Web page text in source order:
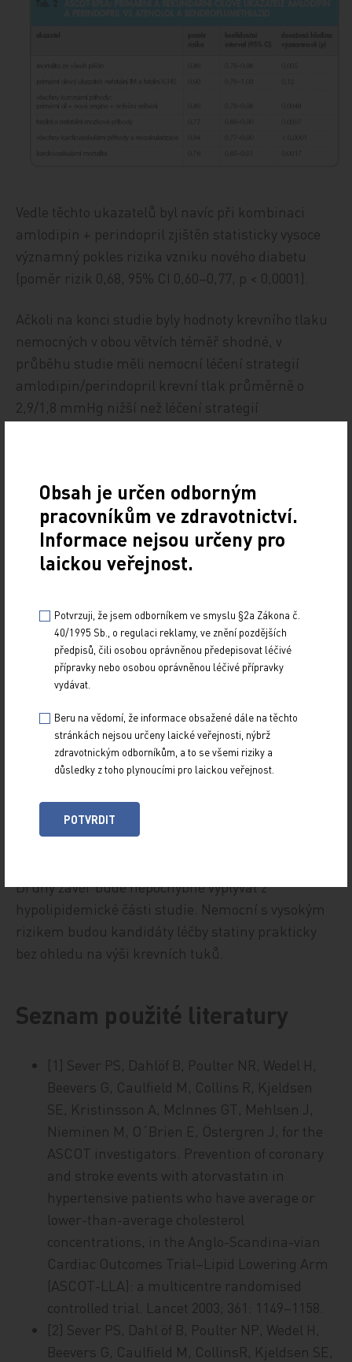
Vedle těchto ukazatelů byl navíc při kombinaci
amlodipin + perindopril zjištěn statisticky vysoce
významný pokles rizika vzniku nového diabetu
(poměr rizik 0,68, 95% CI 0,60–0,77, p < 0,0001).
Ačkoli na konci studie byly hodnoty krevního tlaku
nemocných v obou větvích téměř shodné, v
průběhu studie měli nemocní léčení strategií
amlodipin/perindopril krevní tlak průměrně o
2,9/1,8 mmHg nižší než léčení strategií
velkou část pozorovaného benefitu.
Studie ASCOT změní nepochybně naše uvažování v
mnoha směrech. Za prvé naznačila, že podezření,
že ne všechny léky první volby musí být nutně
srovnatelné, které již naznačily studie LIFE,
INVEST a ALLHAT, je reálné. Léčba metabolicky
neutrálními preparáty bude v budoucnu
nepochybně upřednostňována. Je otázkou, nakolik
jsou tato pozorování univerzálně akceptovatelná
pro různé populace nemocných, avšak studie
ASCOT byla studií evropskou a pro nás tedy vysoce
Druhý závěr bude nepochybně vyplývat z
hypolipidemické části studie. Nemocní s vysokým
rizikem budou kandidáty léčby statiny prakticky
bez ohledu na výši krevních tuků.
Seznam použité literatury
[1] Sever PS, Dahlöf B, Poulter NR, Wedel H,
Beevers G, Caulfield M, Collins R, Kjeldsen
SE, Kristinsson A, McInnes GT, Mehlsen J,
Nieminen M, O´Brien E, Östergren J, for the
ASCOT investigators. Prevention of coronary
and stroke events with atorvastatin in
hypertensive patients who have average or
lower-than-average cholesterol
concentrations, in the Anglo-Scandina-vian
Cardiac Outcomes Trial–Lipid Lowering Arm
(ASCOT-LLA): a multicentre randomised
controlled trial. Lancet 2003; 361: 1149–1158.
[2] Sever PS, Dahl öf B, Poulter NP, Wedel H,
Beevers G, Caulfield M, CollinsR, Kjeldsen SE,
Obsah je určen odborným
pracovníkům ve zdravotnictví.
Informace nejsou určeny pro
laickou veřejnost.
Potvrzuji, že jsem odborníkem ve smyslu §2a Zákona č.
40/1995 Sb., o regulaci reklamy, ve znění pozdějších
předpisů, čili osobou oprávněnou předepisovat léčivé
přípravky nebo osobou oprávněnou léčivé přípravky
vydávat.
Beru na vědomí, že informace obsažené dále na těchto
stránkách nejsou určeny laické veřejnosti, nýbrž
zdravotnickým odborníkům, a to se všemi riziky a
důsledky z toho plynoucími pro laickou veřejnost.
POTVRDIT